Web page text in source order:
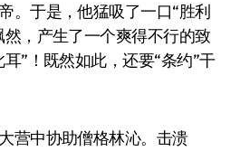
。于是，他猛吸了一口“胜利
，产生了一个爽得不行的致
”！既然如此，还要“条约”干
营中协助僧格林沁。击溃